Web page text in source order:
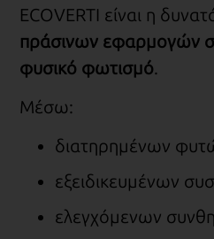
ECOVERTI είναι η
πράσινων εφαρμογών
φυσικό φωτισμό.
Μέσω:
διατηρημένων
εξειδικευμένων
ελεγχόμενων